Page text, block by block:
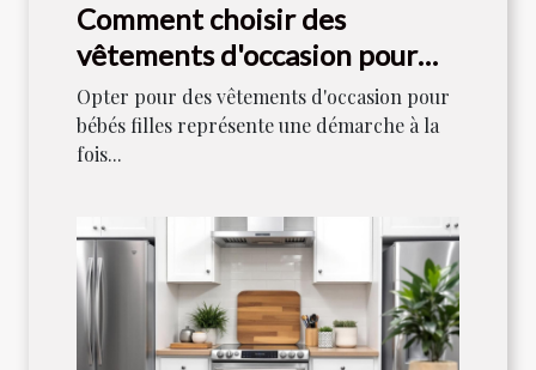
Comment choisir des
vêtements d'occasion pour
bébés filles
Opter pour des vêtements d'occasion pour
bébés filles représente une démarche à la
fois...